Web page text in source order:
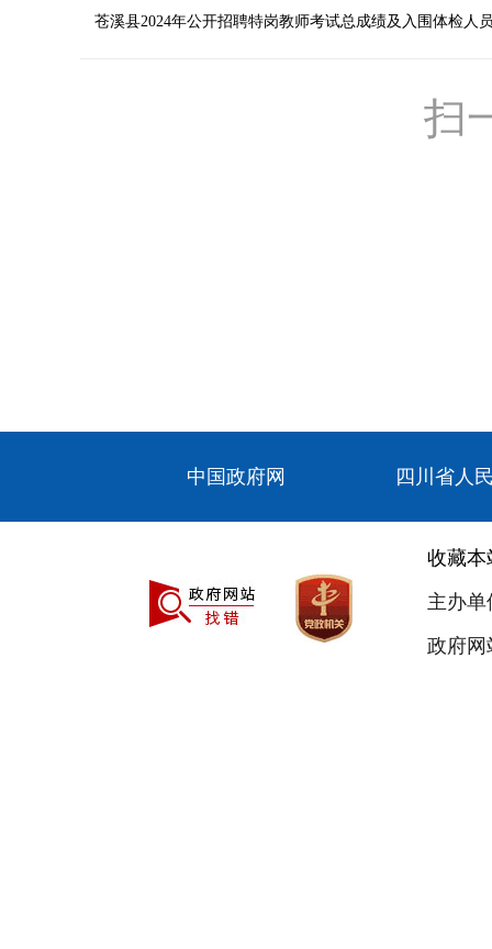
苍溪县2024年公开招聘特岗教师考试总成绩及入围体检人
扫
中国政府网 四川省人
收藏本
主办
政府网